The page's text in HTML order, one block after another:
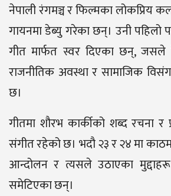
नेपाली रंगमञ्च र फिल्मका लोकप्रिय
गायनमा डेब्यु गरेका छन्। उनी पहिलो
गीत मार्फत स्वर दिएका छन्,
राजनीतिक अवस्था र सामाजिक
छ।
गीतमा शौरभ कार्कीको शब्द रचना र
संगीत रहेको छ। भदौ २३ र २४ मा
आन्दोलन र त्यसले उठाएका
समेटिएका छन्।